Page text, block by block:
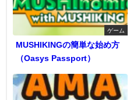
ゲーム
MUSHIKINGの簡単な始め方
（Oasys Passport）